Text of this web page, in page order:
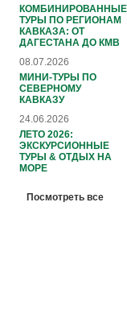
КОМБИНИРОВАННЫЕ
ТУРЫ ПО РЕГИОНАМ
КАВКАЗА: ОТ
ДАГЕСТАНА ДО КМВ
08.07.2026
МИНИ-ТУРЫ ПО
СЕВЕРНОМУ
КАВКАЗУ
24.06.2026
ЛЕТО 2026:
ЭКСКУРСИОННЫЕ
ТУРЫ & ОТДЫХ НА
МОРЕ
Посмотреть все